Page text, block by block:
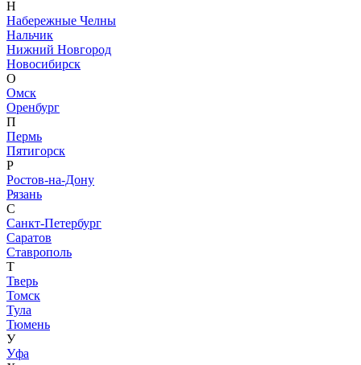
Н
Набережные Челны
Нальчик
Нижний Новгород
Новосибирск
О
Омск
Оренбург
П
Пермь
Пятигорск
Р
Ростов-на-Дону
Рязань
С
Санкт-Петербург
Саратов
Ставрополь
Т
Тверь
Томск
Тула
Тюмень
У
Уфа